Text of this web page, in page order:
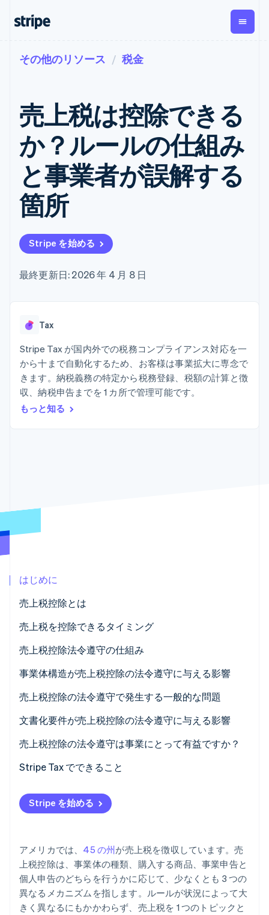
支払い
オンライン決
済
Managed
Payments
マーチャント
オブレコード
ソリューショ
ン
Payment links
コーディング
不要の決済ペ
ージ
Checkout
UI
Elements
ポーネント
決済手段
済手段を利用
対面支払い
Boost
決済成功率の
最適化
Link
スピーディー
な決済
収益
経常収益
Metronome
従量課金
サブスクリ
プション
サブスクリ
プションの
消費税と
VAT の自動
Recognition
自動化
ポート
Data
Pipeline
データの同
期
Global
Payouts
第三者
への入
イス
フォー
決済の
不正防止
Identity
オンライン本人確認
Stripe Sessions 2026
Stripe が AI の経済インフラをどのように構築しているかを
ご覧ください。
こちらをご覧ください
企業規模別
ユースケース別
エージェンティックコマ
ース
E コマース / ECサイト
アプリ内決済
マーケットプレイス
資金管理
SaaS
AI 企業
クリエイターエコノミ―
ゲーム
ホスピタリティ、旅行、
レジャー
テインメント
ドキュメント
ライブラリと SDK
Stripe Apps
ガイド
オンライン決済を受け付
マーケットプレイスを構
築する
サブスクリプションを管
従量課金請求を提供
のカードを発行
リソース
開発者のブログ
学ぶ
ガイド
サポート
サポートに問い合わせる
管理サポートプラン
お問い合わせ
その他のリソース 税金
売上税は控除できる
か？ルールの仕組み
と事業者が誤解する
箇所
Stripe を始める
最終更新日: 2026 年 4 月 8 日
Tax
Stripe Tax が国内外での税務コンプライアンス対応を一
から十まで自動化するため、お客様は事業拡大に専念で
きます。納税義務の特定から税務登録、税額の計算と徴
収、納税申告までを 1 カ所で管理可能です。
もっと知る
はじめに
売上税控除とは
売上税を控除できるタイミング
売上税控除法令遵守の仕組み
事業体構造が売上税控除の法令遵守に与える影響
個人事業主と社員が 1 人の LLC
パートナーシップと S 株式会社
C 法人
複数州のネクサス状況
事業体構造の決定
売上税控除の法令遵守で発生する一般的な問題
資本的支出の分類の誤り
徴収した売上税の控除
パススルー所有者の SALT 上限
州の適合性の問題
ネクサスの複雑さによる法令遵守のギャップ
文書化要件が売上税控除の法令遵守に与える影響
売上税控除の法令遵守は事業にとって有益ですか？
Stripe Tax でできること
Stripe を始める
アメリカでは、 45 の州が売上税を徴収しています。売
上税控除は、事業体の種類、購入する商品、事業申告と
個人申告のどちらを行うかに応じて、少なくとも 3 つの
異なるメカニズムを指します。ルールが状況によって大
きく異なるにもかかわらず、売上税を 1 つのトピックと